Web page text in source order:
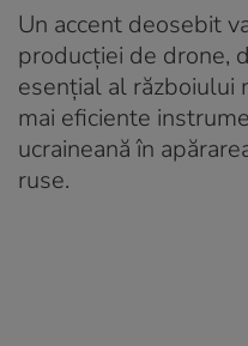
Un accent deosebit
producției de drone,
esențial al războiului
mai eficiente
ucraineană în
ruse.